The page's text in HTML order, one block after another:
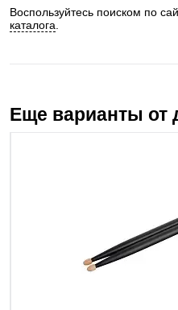
Воспользуйтесь поиском по
каталога.
Еще варианты от